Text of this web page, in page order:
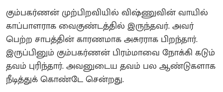
கும்பகர்ணன் முற்பிறவியில் விஷ்ணுவின் வாயில்
காப்பாளராக வைகுண்டத்தில் இருந்தவர். அவர்
பெற்ற சாபத்தின் காரணமாக அசுரராக பிறந்தார்.
இருப்பினும் கும்பகர்ணன் பிரம்மாவை நோக்கி கடும்
தவம் புரிந்தார். அவனுடைய தவம் பல ஆண்டுகளாக
நீடித்துக் கொண்டே சென்றது.